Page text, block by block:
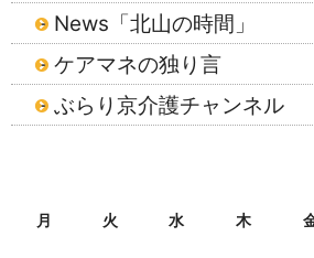
News「北山の時間」
ケアマネの独り言
ぶらり京介護チャンネル
月 火 水 木